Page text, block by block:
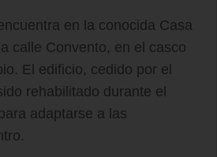
en la conocida Casa
calle Convento, en el casco
El edificio, cedido por el
rehabilitado durante el
adaptarse a las